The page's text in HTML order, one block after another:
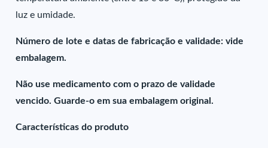
luz e umidade.
Número de lote e datas de fabricação e validade: vide
embalagem.
Não use medicamento com o prazo de validade
vencido. Guarde-o em sua embalagem original.
Características do produto